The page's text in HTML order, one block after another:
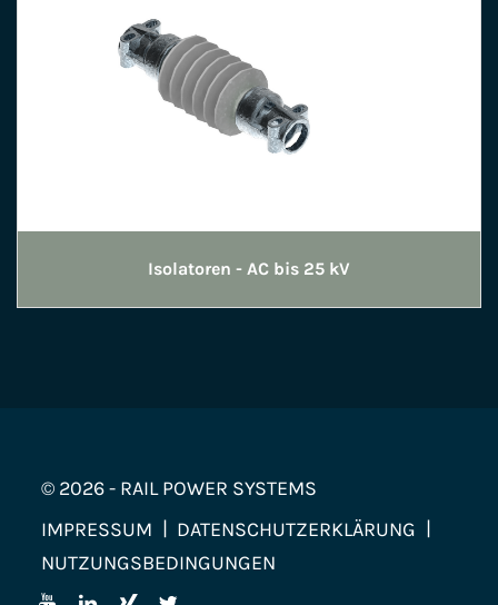
Isolatoren - AC bis 25 kV
© 2026 - RAIL POWER SYSTEMS
IMPRESSUM
DATENSCHUTZERKLÄRUNG
NUTZUNGSBEDINGUNGEN